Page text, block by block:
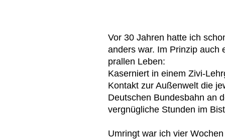
Vor 30 Jahren hatte ich
anders war. Im Prinzip auch
prallen Leben:
Kaserniert in einem Zivi-
Kontakt zur Außenwelt die
Deutschen Bundesbahn an
vergnügliche Stunden im
Umringt war ich vier